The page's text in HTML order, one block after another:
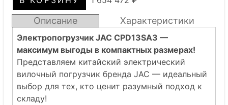
Описание
Электропогрузчик JAC CPD13SA3 —
максимум выгоды в компактных размерах!
Представляем китайский электрический
вилочный погрузчик бренда JAC — идеальный
выбор для тех, кто ценит разумный подход к
складу!
Характеристики